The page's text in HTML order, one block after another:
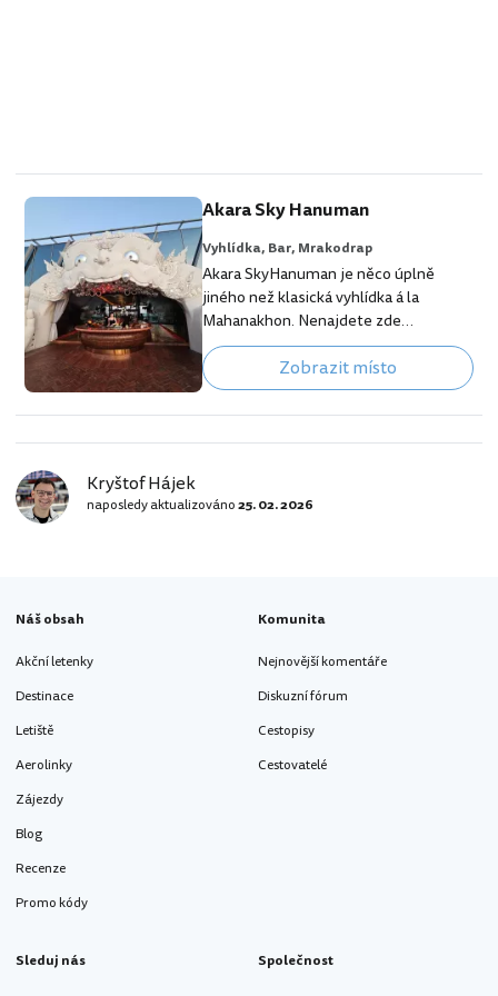
Akara Sky Hanuman
Vyhlídka, Bar, Mrakodrap
Akara SkyHanuman je něco úplně
jiného než klasická vyhlídka á la
Mahanakhon. Nenajdete zde
skleněnou lávku ani „pouhý“ výhled
nad město. To, co tu získáte, je
multilevel 360° panorama s kulturními
prvky, interaktivními zónami,
tematickými instalacemi a živým
City Centre (58.–61. patro) a nejvyšší
Zobrazit místo
Kryštof Hájek
naposledy aktualizováno25. 02. 2026
Náš obsah
Akční letenky
Destinace
Letiště
Aerolinky
Zájezdy
Blog
Recenze
Promo kódy
Komunita
Nejnovější komentáře
Diskuzní fórum
Cestopisy
Cestovatelé
Sleduj nás Společnost